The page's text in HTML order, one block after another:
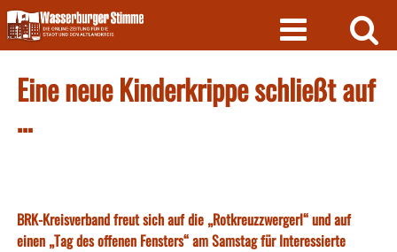
Skip
to
content
Eine neue Kinderkrippe schließt auf
…
BRK-Kreisverband freut sich auf die „Rotkreuzzwergerl“ und auf
einen „Tag des offenen Fensters“ am Samstag für Interessierte